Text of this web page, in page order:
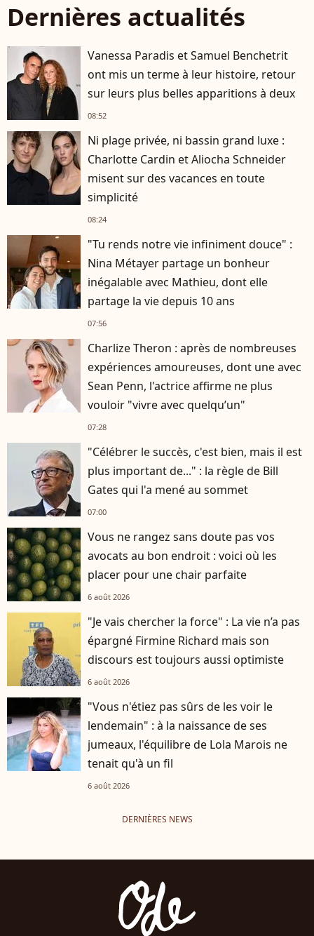
Dernières actualités
Vanessa Paradis et Samuel Benchetrit
ont mis un terme à leur histoire, retour
sur leurs plus belles apparitions à deux
08:52
Ni plage privée, ni bassin grand luxe :
Charlotte Cardin et Aliocha Schneider
misent sur des vacances en toute
simplicité
08:24
"Tu rends notre vie infiniment douce" :
Nina Métayer partage un bonheur
inégalable avec Mathieu, dont elle
partage la vie depuis 10 ans
07:56
Charlize Theron : après de nombreuses
expériences amoureuses, dont une avec
Sean Penn, l'actrice affirme ne plus
vouloir "vivre avec quelqu’un"
07:28
"Célébrer le succès, c'est bien, mais il est
plus important de..." : la règle de Bill
Gates qui l'a mené au sommet
07:00
Vous ne rangez sans doute pas vos
avocats au bon endroit : voici où les
placer pour une chair parfaite
6 août 2026
"Je vais chercher la force" : La vie n’a pas
épargné Firmine Richard mais son
discours est toujours aussi optimiste
6 août 2026
"Vous n'étiez pas sûrs de les voir le
lendemain" : à la naissance de ses
jumeaux, l'équilibre de Lola Marois ne
tenait qu'à un fil
6 août 2026
DERNIÈRES NEWS